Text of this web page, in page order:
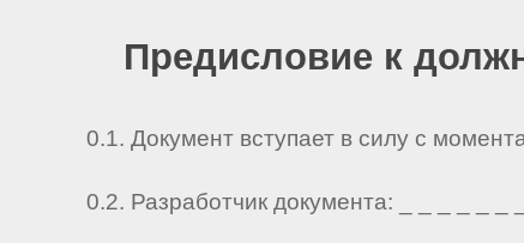
Предисловие к
0.1. Документ вступает в силу с
0.2. Разработчик документа: _ _ _ _ _ _